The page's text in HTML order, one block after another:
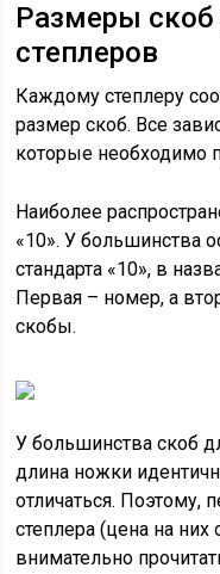
Размеры скоб
степлеров
Каждому степлеру
размер скоб. Все
которые необходимо
Наиболее
«10». У большинства
стандарта «10», в
Первая – номер, а
скобы.
У большинства скоб
длина ножки
отличаться. Поэтому,
степлера (цена на
внимательно